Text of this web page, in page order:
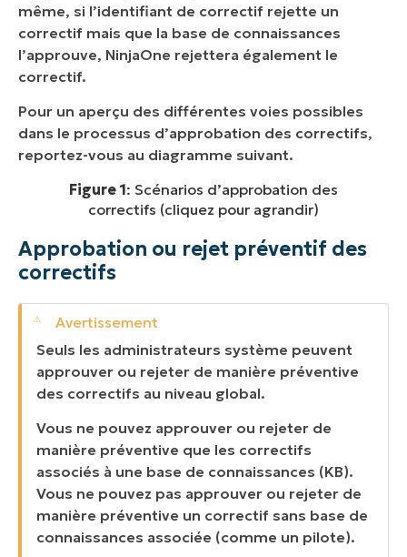
même, si l’identifiant de correctif rejette un
correctif mais que la base de connaissances
l’approuve, NinjaOne rejettera également le
correctif.
Pour un aperçu des différentes voies possibles
dans le processus d’approbation des correctifs,
reportez-vous au diagramme suivant.
Figure 1: Scénarios d’approbation des
correctifs (cliquez pour agrandir)
Approbation ou rejet préventif des
correctifs
Seuls les administrateurs système peuvent
approuver ou rejeter de manière préventive
des correctifs au niveau global.
Vous ne pouvez approuver ou rejeter de
manière préventive que les correctifs
associés à une base de connaissances (KB).
Vous ne pouvez pas approuver ou rejeter de
manière préventive un correctif sans base de
connaissances associée (comme un pilote).